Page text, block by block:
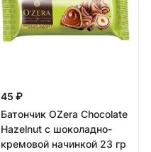
45 ₽
Батончик OZera Chocolate
Hazelnut с шоколадно-
кремовой начинкой 23 гр